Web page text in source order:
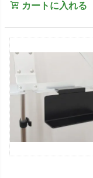
カートに入れる